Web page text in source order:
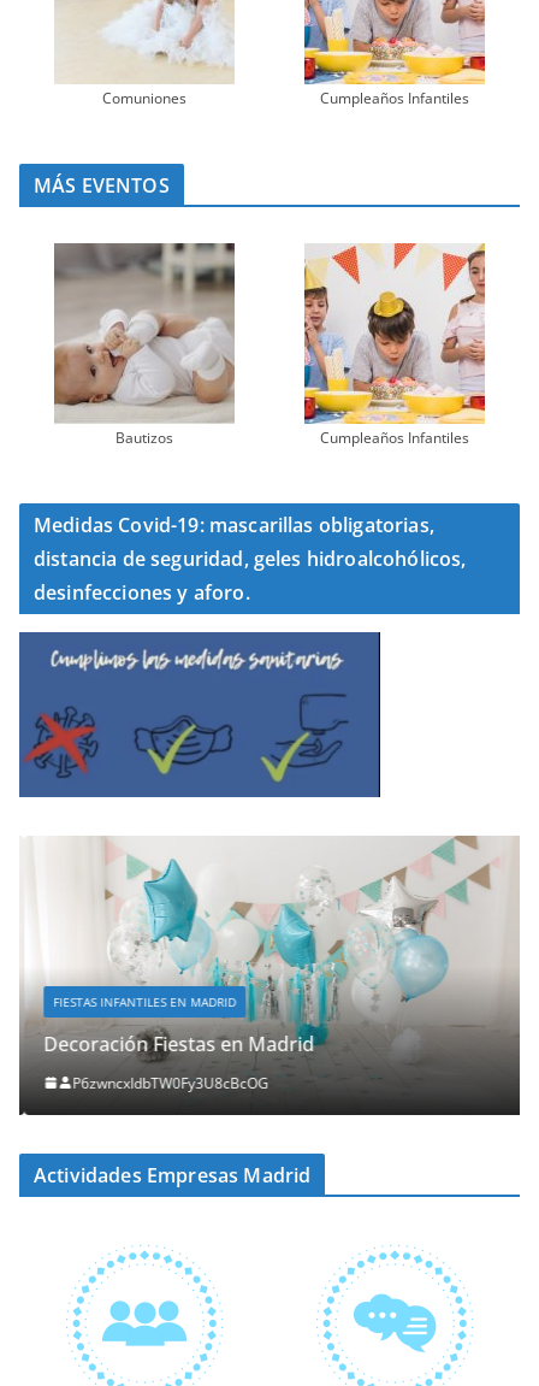
Comuniones Cumpleaños Infantiles
MÁS EVENTOS
Bautizos Cumpleaños Infantiles
Medidas Covid-19: mascarillas obligatorias,
distancia de seguridad, geles hidroalcohólicos,
desinfecciones y aforo.
FIESTAS INFANTILES EN MADRID
Decoración Fiestas en Madrid
P6zwncxIdbTW0Fy3U8cBcOG
Actividades Empresas Madrid